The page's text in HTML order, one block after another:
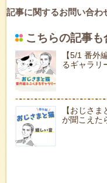
記事に関するお問い合わ
こちらの記事
【5/1 番外
るギャラリ
【おじさ
が聞こえた